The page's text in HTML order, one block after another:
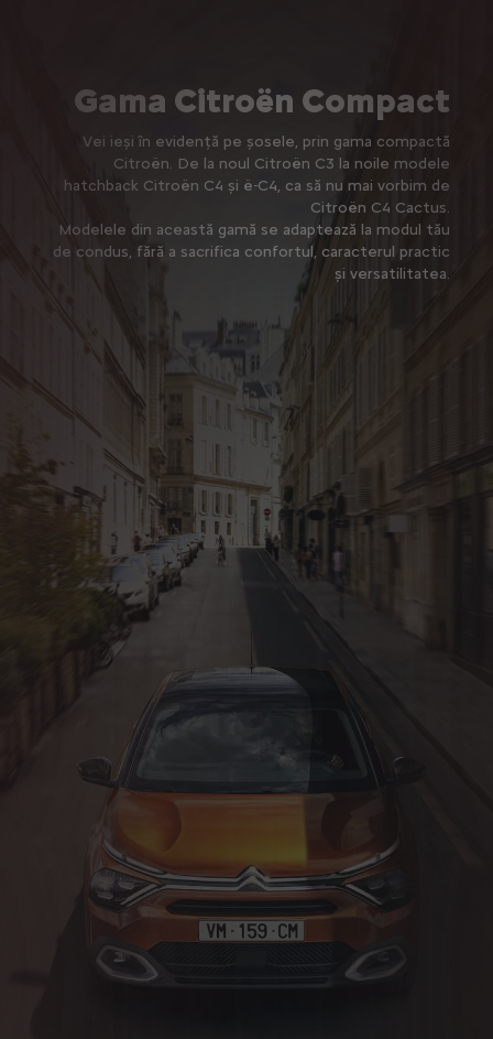
Gama Citroën Compact
Vei ieși în evidență pe șosele, prin gama compactă
Citroën. De la noul Citroën C3 la noile modele
hatchback Citroën C4 și ë-C4, ca să nu mai vorbim de
Citroën C4 Cactus.
Modelele din această gamă se adaptează la modul tău
de condus, fără a sacrifica confortul, caracterul practic
și versatilitatea.